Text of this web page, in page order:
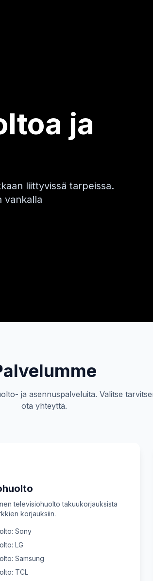
ja
liittyvissä tarpeissa.
vankalla
ja asennuspalveluita. Valitse
ota yhteyttä.
televisiohuolto takuukorjauksista
korjauksiin.
Sony
LG
Samsung
TCL